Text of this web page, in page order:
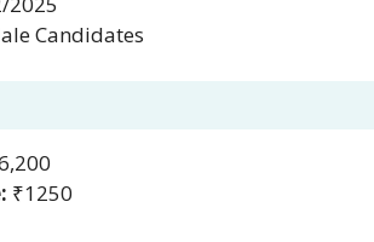
Candidates
₹1250